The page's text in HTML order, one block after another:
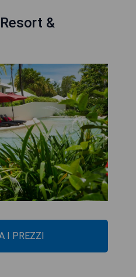
&
I PREZZI